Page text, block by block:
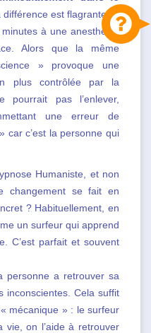
différence est flagrante.
à une anesthésie
Alors que la même
» provoque une
plus contrôlée par la
pourrait pas l’enlever,
une erreur de
car c’est la personne qui
Humaniste, et non
changement se fait en
? Habituellement, en
un surfeur qui apprend
C’est parfait et souvent
personne a retrouver sa
inconscientes. Cela suffit
mécanique » : le surfeur
on l’aide à retrouver